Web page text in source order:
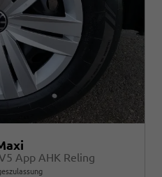
App AHK Reling